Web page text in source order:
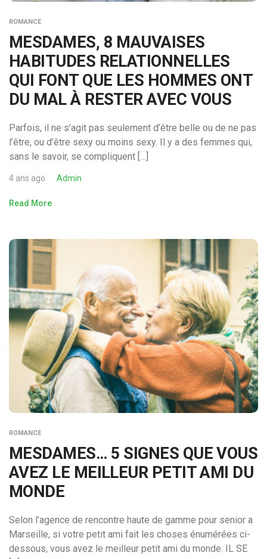
ROMANCE
MESDAMES, 8 MAUVAISES
HABITUDES RELATIONNELLES
QUI FONT QUE LES HOMMES ONT
DU MAL À RESTER AVEC VOUS
Parfois, il ne s’agit pas seulement d’être belle ou de ne pas
l’être, ou d’être sexy ou moins sexy. Il y a des femmes qui,
sans le savoir, se compliquent […]
4 ans ago Admin
Read More
ROMANCE
MESDAMES… 5 SIGNES QUE VOUS
AVEZ LE MEILLEUR PETIT AMI DU
MONDE
Selon l’agence de rencontre haute de gamme pour senior a
Marseille, si votre petit ami fait les choses énumérées ci-
dessous, vous avez le meilleur petit ami du monde. IL SE